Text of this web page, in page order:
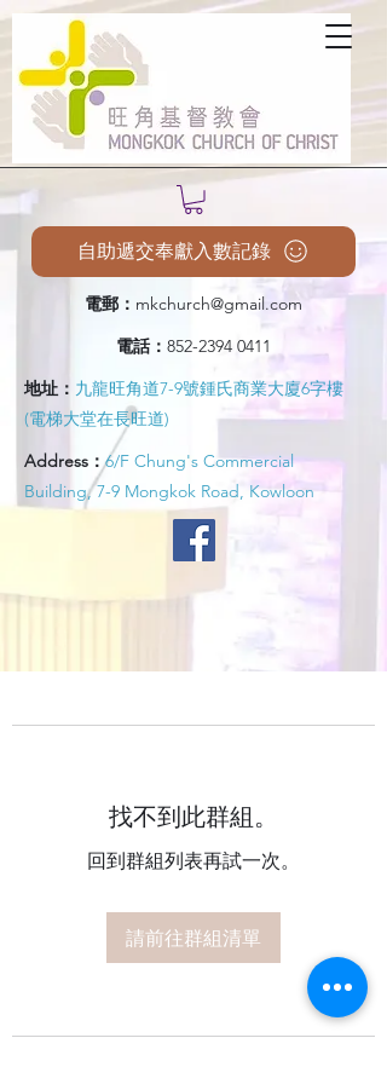
電郵： mkchurch@gmail.com
電話： 852-2394 0411
地址： 九龍旺角道7-9號鍾氏商業大廈6字樓
(電梯大堂在長旺道)
Address：6/F Chung's Commercial
Building, 7-9 Mongkok Road, Kowloon
自助遞交奉獻入數記錄
找不到此群組。
回到群組列表再試一次。
請前往群組清單